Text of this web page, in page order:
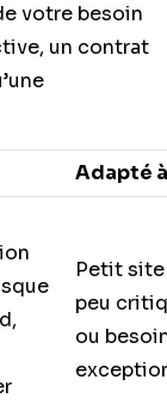
votre besoin
un contrat
Adapté à
Petit site
peu
ou